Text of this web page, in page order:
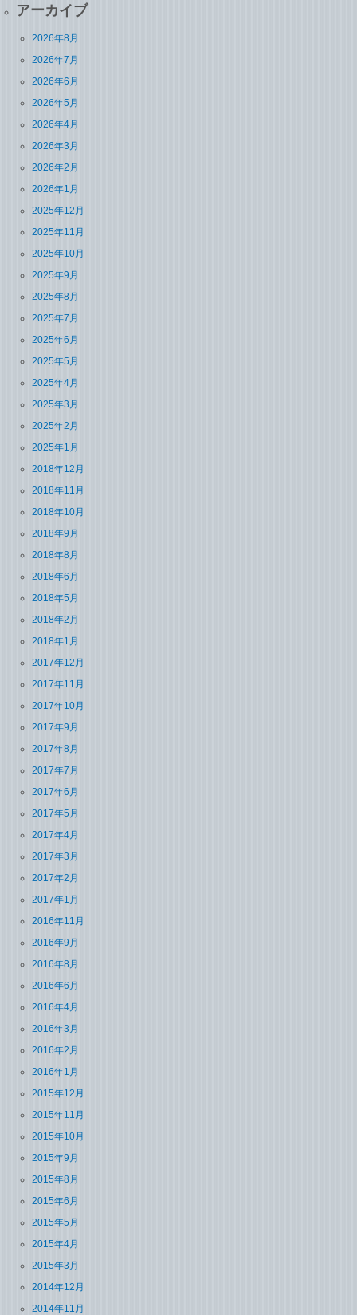
アーカイブ
2026年8月
2026年7月
2026年6月
2026年5月
2026年4月
2026年3月
2026年2月
2026年1月
2025年12月
2025年11月
2025年10月
2025年9月
2025年8月
2025年7月
2025年6月
2025年5月
2025年4月
2025年3月
2025年2月
2025年1月
2018年12月
2018年11月
2018年10月
2018年9月
2018年8月
2018年6月
2018年5月
2018年2月
2018年1月
2017年12月
2017年11月
2017年10月
2017年9月
2017年8月
2017年7月
2017年6月
2017年5月
2017年4月
2017年3月
2017年2月
2017年1月
2016年11月
2016年9月
2016年8月
2016年6月
2016年4月
2016年3月
2016年2月
2016年1月
2015年12月
2015年11月
2015年10月
2015年9月
2015年8月
2015年6月
2015年5月
2015年4月
2015年3月
2014年12月
2014年11月